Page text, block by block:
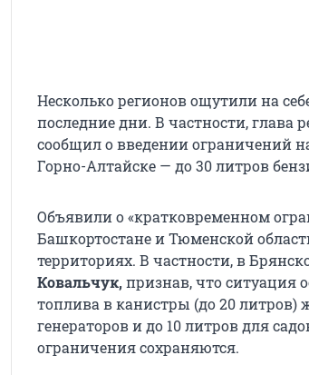
Несколько регионов ощутили на
последние дни. В частности, глава
сообщил о введении ограничений
Горно-Алтайске — до 30 литров
Объявили о «кратковременном
Башкортостане и Тюменской
территориях. В частности, в
Ковальчук,признав, что ситуация
топлива в канистры (до 20
генераторов и до 10 литров для
ограничения сохраняются.